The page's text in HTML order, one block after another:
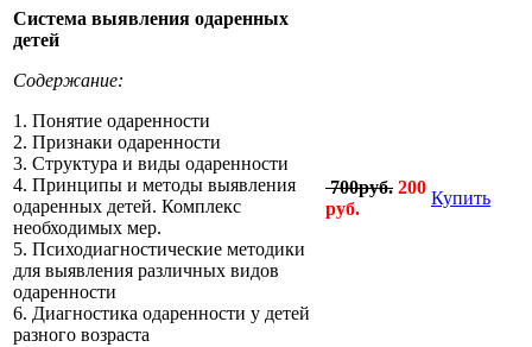
Система выявления одаренных
детей
Содержание:
1. Понятие одаренности
2. Признаки одаренности
3. Структура и виды одаренности
4. Принципы и методы выявления
одаренных детей. Комплекс
необходимых мер.
5. Психодиагностические методики
для выявления различных видов
одаренности
6. Диагностика одаренности у детей
разного возраста
700руб. 200
руб.
Купить